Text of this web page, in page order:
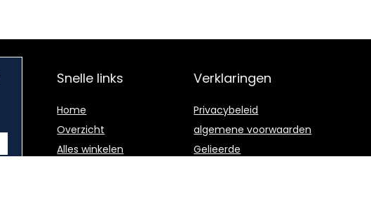
Snelle links
Home
Overzicht
Alles winkelen
Verklaringen
Privacybeleid
algemene voorwaarden
Gelieerde